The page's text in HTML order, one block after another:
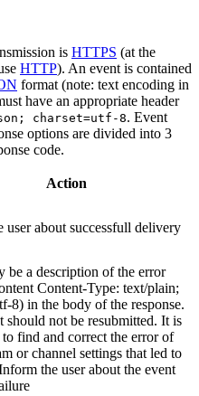
is HTTPS (at the
HTTP). An event is contained
format (note: text encoding in
have an appropriate header
charset=utf-8. Event
options are divided into 3
code.
Action
user about successfull delivery
be a description of the error
Content-Type: text/plain;
8) in the body of the response.
should not be resubmitted. It is
to find and correct the error of
or channel settings that led to
the user about the event